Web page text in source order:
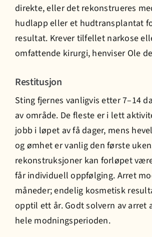
direkte, eller det rekonstrueres
hudlapp eller et hudtransplantat
resultat. Krever tilfellet narkose
omfattende kirurgi, henviser Ole
Restitusjon
Sting fjernes vanligvis etter 7–14
av område. De fleste er i lett
jobb i løpet av få dager, mens
og ømhet er vanlig den første
rekonstruksjoner kan forløpet
får individuell oppfølging. Arret
måneder; endelig kosmetisk
opptil ett år. Godt solvern av arret
hele modningsperioden.